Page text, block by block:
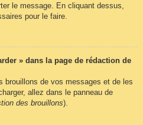
le message. En cliquant dessus,
pour le faire.
» dans la page de rédaction de
brouillons de vos messages et de les
allez dans le panneau de
des brouillons).